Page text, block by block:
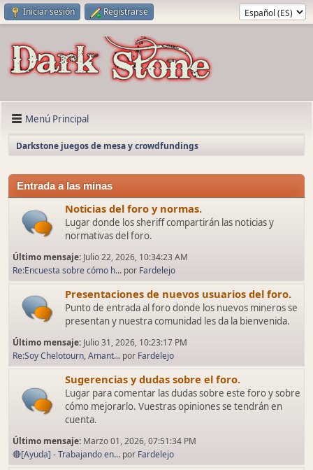
Iniciar sesión Registrarse
Menú Principal
Darkstone juegos de mesa y crowdfundings
Entrada a las minas
Noticias del foro y normas.
Lugar donde los sheriff compartirán las noticias y
normativas del foro.
Último mensaje: Julio 22, 2026, 10:34:23 AM
Re:Encuesta sobre cómo h... por Fardelejo
Presentaciones de nuevos usuarios del foro.
Punto de entrada al foro donde los nuevos mineros se
presentan y nuestra comunidad les da la bienvenida.
Último mensaje: Julio 31, 2026, 10:23:17 PM
Re:Soy Chelotourn, Amant... por Fardelejo
Sugerencias y dudas sobre el foro.
Lugar para comentar las dudas sobre este foro y sobre
cómo mejorarlo. Vuestras opiniones se tendrán en
cuenta.
Último mensaje: Marzo 01, 2026, 07:51:34 PM
🔴[Ayuda] - Trabajando en... por Fardelejo